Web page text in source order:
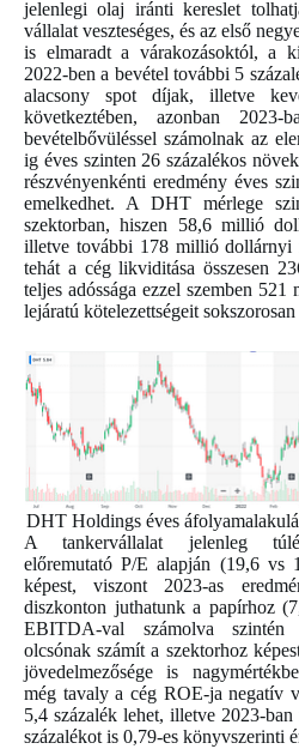
jelenlegi olaj iránti kereslet
vállalat veszteséges, és az első
is elmaradt a várakozásoktól, a
2022-ben a bevétel további 5
alacsony spot díjak, illetve
következtében, azonban 2023-
bevételbővüléssel számolnak az
ig éves szinten 26 százalékos
részvényenkénti eredmény éves
emelkedhet. A DHT mérlege
szektorban, hiszen 58,6 millió
illetve további 178 millió dollárnyi
tehát a cég likviditása összesen
teljes adóssága ezzel szemben
lejáratú kötelezettségeit
DHT Holdings éves
A tankervállalat jelenleg
előremutató P/E alapján (19,6 vs
képest, viszont 2023-as
diszkonton juthatunk a papírhoz
EBITDA-val számolva
olcsónak számít a szektorhoz
jövedelmezősége is
még tavaly a cég ROE-ja negatív
5,4 százalék lehet, illetve 2023-
százalékot is 0,79-es könyvszerinti